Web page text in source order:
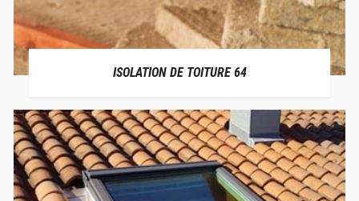
ISOLATION DE TOITURE 64